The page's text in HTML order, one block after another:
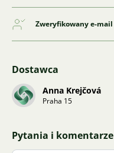
Zweryfikowany e-mail
Dostawca
Anna Krejčová
Praha 15
Pytania i komentarze